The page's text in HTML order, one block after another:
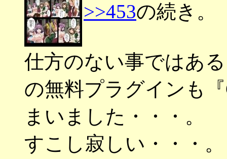
>>453の続き。
仕方のない事ではあ
の無料プラグインも
まいました・・・。
すこし寂しい・・・。